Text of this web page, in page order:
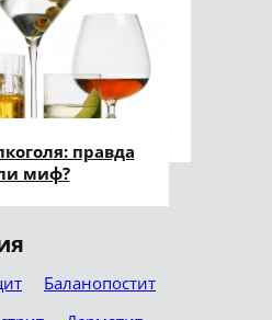
правда
миф?
Баланопостит